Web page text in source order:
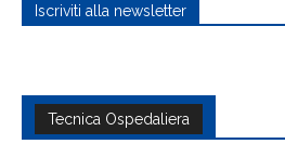
Iscriviti alla newsletter
Tecnica Ospedaliera